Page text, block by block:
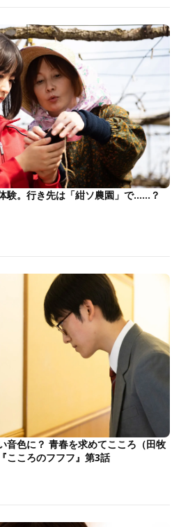
験。行き先は「紺ソ農園」で……？
音色に？ 青春を求めてこころ（田牧
こころのフフフ』第3話